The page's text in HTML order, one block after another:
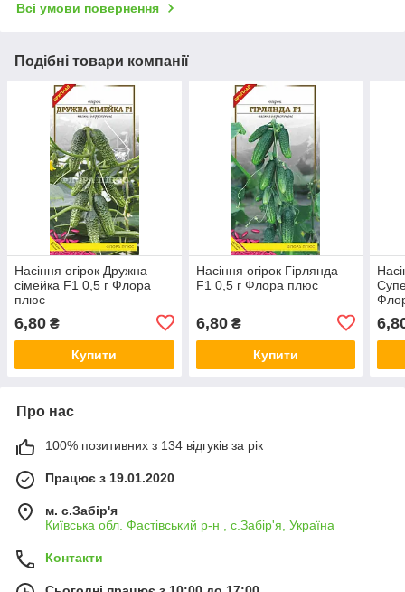
Всі умови повернення
Подібні товари компанії
Насіння огірок Дружна
сімейка F1 0,5 г Флора
плюс
6,80 ₴
Купити
Насіння огірок Гірлянда
F1 0,5 г Флора плюс
6,80₴
Купити
Про нас
100% позитивних з 134 відгуків за рік
Працює з 19.01.2020
м. с.Забір'я
Київська обл. Фастівський р-н , с.Забір'я, Україна
Контакти